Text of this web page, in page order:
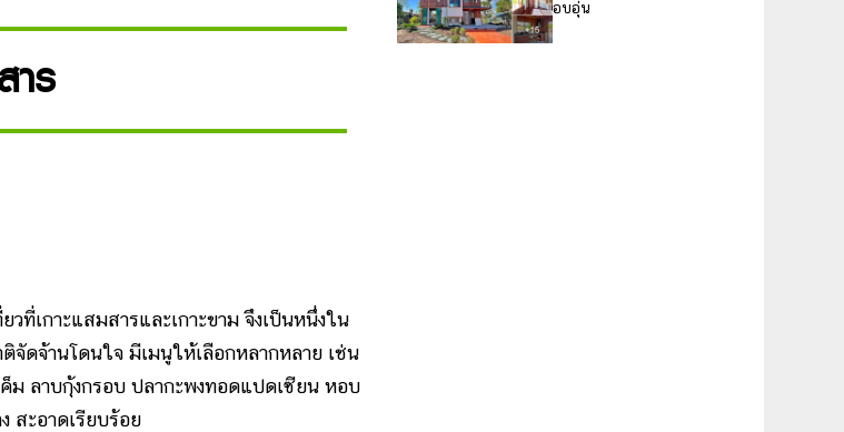
าร
ที่เกาะแสมสารและเกาะขาม จึงเป็นหนึ่งใน
จัดจ้านโดนใจ มีเมนูให้เลือกหลากหลาย เช่น
ม ลาบกุ้งกรอบ ปลากะพงทอดแปดเซียน หอบ
สะอาดเรียบร้อย
อบอุ่น